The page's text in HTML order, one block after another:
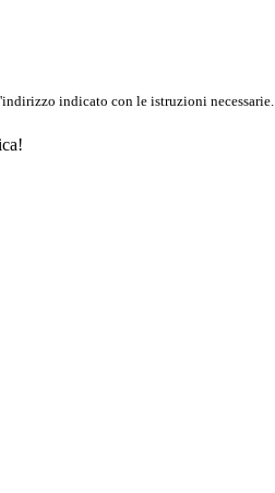
indicato con le istruzioni necessarie.